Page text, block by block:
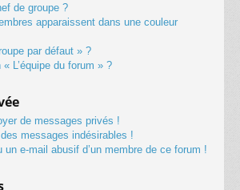
de groupe ?
apparaissent dans une couleur
par défaut » ?
L’équipe du forum » ?
de messages privés !
messages indésirables !
un e-mail abusif d’un membre de ce forum !